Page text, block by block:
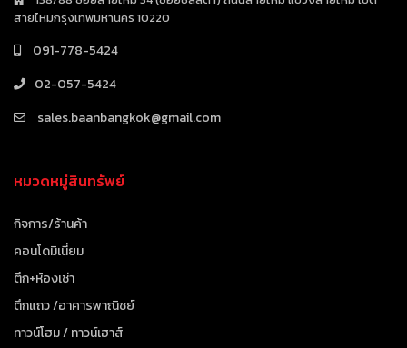
สายไหมกรุงเทพมหานคร 10220
091-778-5424
02-057-5424
sales.baanbangkok@gmail.com
หมวดหมู่สินทรัพย์
กิจการ/ร้านค้า
คอนโดมิเนี่ยม
ตึก+ห้องเช่า
ตึกแถว /อาคารพาณิชย์
ทาวน์โฮม / ทาวน์เฮาส์